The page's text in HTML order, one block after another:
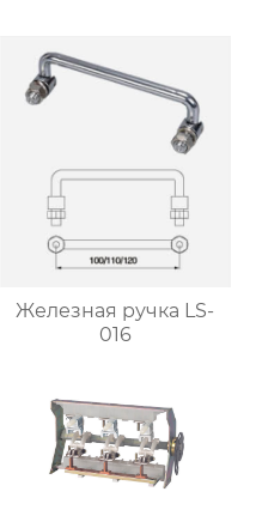
Железная ручка LS-
016